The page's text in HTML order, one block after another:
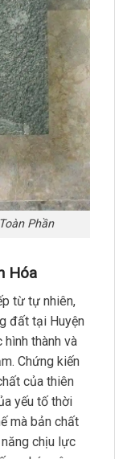
Phần
Hóa
từ tự nhiên,
đất tại Huyện
hình thành và
Chứng kiến
của thiên
yếu tố thời
mà bản chất
chịu lực